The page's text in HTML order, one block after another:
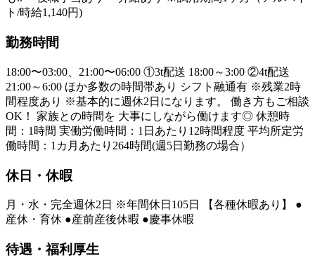
ト/時給1,140円)
勤務時間
18:00〜03:00、21:00〜06:00 ①3t配送 18:00～3:00 ②4t配送
21:00～6:00 ほか多数の時間帯あり シフト融通有 ※残業2時
間程度あり ※基本的に週休2日になります。 働き方もご相談
OK！ 家族との時間を 大事にしながら働けます◎ 休憩時
間：1時間 実働労働時間：1日あたり12時間程度 平均所定労
働時間：1カ月あたり264時間(週5日勤務の場合）
休日・休暇
月・水・完全週休2日 ※年間休日105日 【各種休暇あり】 ●
産休・育休 ●産前産後休暇 ●慶事休暇
待遇・福利厚生